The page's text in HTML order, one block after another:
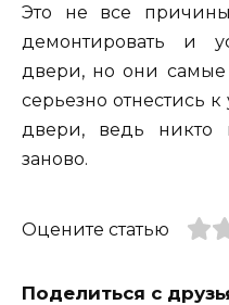
Это не все
демонтировать и
двери, но они самые
серьезно отнестись
двери, ведь никто
заново.
Оцените статью
Поделиться с